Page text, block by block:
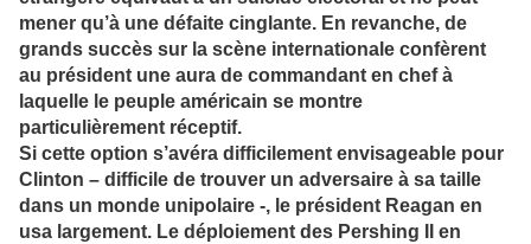
mener qu’à une défaite cinglante. En revanche, de
grands succès sur la scène internationale confèrent
au président une aura de commandant en chef à
laquelle le peuple américain se montre
particulièrement réceptif.
Si cette option s’avéra difficilement envisageable pour
Clinton – difficile de trouver un adversaire à sa taille
dans un monde unipolaire -, le président Reagan en
usa largement. Le déploiement des Pershing II en